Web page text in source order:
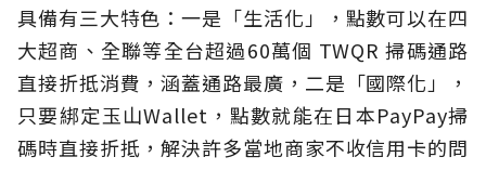
具備有三大特色：一是「生活化」，點數可以在四
大超商、全聯等全台超過60萬個 TWQR 掃碼通路
直接折抵消費，涵蓋通路最廣，二是「國際化」，
只要綁定玉山Wallet，點數就能在日本PayPay掃
碼時直接折抵，解決許多當地商家不收信用卡的問